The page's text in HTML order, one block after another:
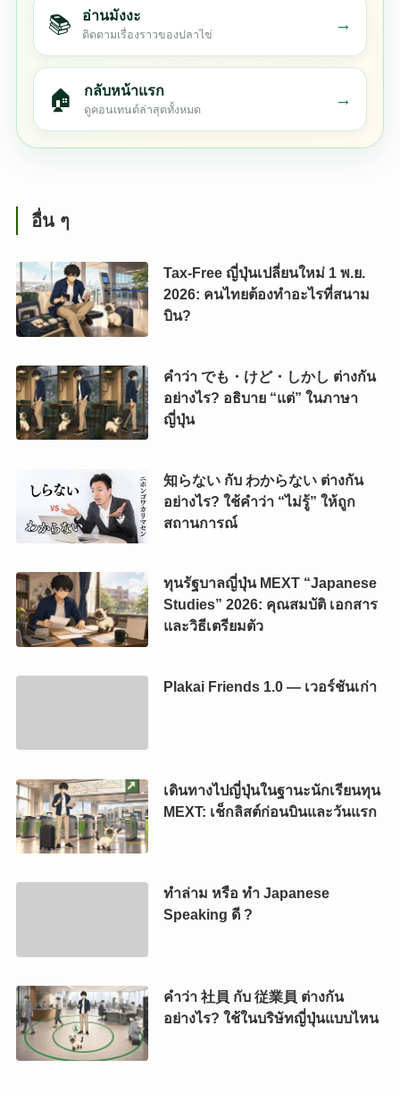
📚 อ่านมังงะ
ติดตามเรื่องราวของปลาไข่
→
🏠 กลับหน้าแรก
ดูคอนเทนต์ล่าสุดทั้งหมด
→
อื่น ๆ
Tax-Free ญี่ปุ่นเปลี่ยนใหม่ 1 พ.ย.
2026: คนไทยต้องทำอะไรที่สนาม
บิน?
คำว่า でも・けど・しかし ต่างกัน
อย่างไร? อธิบาย “แต่” ในภาษา
ญี่ปุ่น
知らない กับ わからない ต่างกัน
อย่างไร? ใช้คำว่า “ไม่รู้” ให้ถูก
สถานการณ์
ทุนรัฐบาลญี่ปุ่น MEXT “Japanese
Studies” 2026: คุณสมบัติ เอกสาร
และวิธีเตรียมตัว
Plakai Friends 1.0 — เวอร์ชันเก่า
เดินทางไปญี่ปุ่นในฐานะนักเรียนทุน
MEXT: เช็กลิสต์ก่อนบินและวันแรก
ทำล่าม หรือ ทำ Japanese
Speaking ดี ?
คำว่า 社員 กับ 従業員 ต่างกัน
อย่างไร? ใช้ในบริษัทญี่ปุ่นแบบไหน